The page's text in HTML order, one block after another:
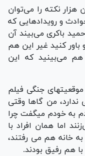
هزار نکته را می‌توان
و رویدادهایی که
باکری می‌بیند آن
کنید غیر این هم
هم می‌بینید که این
جنگی فیلم
من گاها وقتی
به خودم میگفت چرا
اما همان افراد با
خانه هم می رفتند،
هم رفیق بودند.